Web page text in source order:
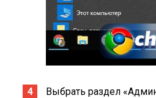
Выбрать раздел